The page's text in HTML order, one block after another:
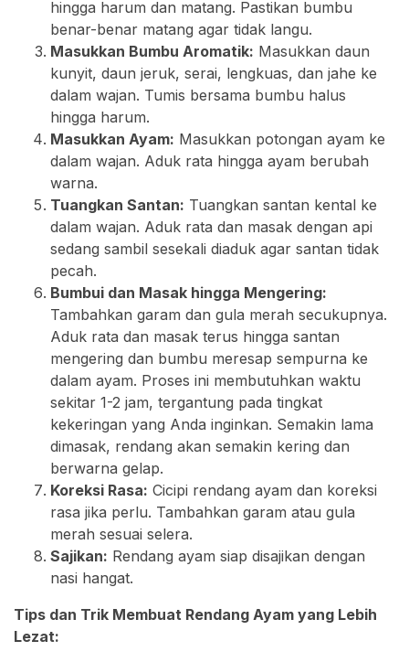
hingga harum dan matang. Pastikan bumbu
benar-benar matang agar tidak langu.
Masukkan Bumbu Aromatik: Masukkan daun
kunyit, daun jeruk, serai, lengkuas, dan jahe ke
dalam wajan. Tumis bersama bumbu halus
hingga harum.
Masukkan Ayam: Masukkan potongan ayam ke
dalam wajan. Aduk rata hingga ayam berubah
warna.
Tuangkan Santan: Tuangkan santan kental ke
dalam wajan. Aduk rata dan masak dengan api
sedang sambil sesekali diaduk agar santan tidak
pecah.
Bumbui dan Masak hingga Mengering:
Tambahkan garam dan gula merah secukupnya.
Aduk rata dan masak terus hingga santan
mengering dan bumbu meresap sempurna ke
dalam ayam. Proses ini membutuhkan waktu
sekitar 1-2 jam, tergantung pada tingkat
kekeringan yang Anda inginkan. Semakin lama
dimasak, rendang akan semakin kering dan
berwarna gelap.
Koreksi Rasa: Cicipi rendang ayam dan koreksi
rasa jika perlu. Tambahkan garam atau gula
merah sesuai selera.
Sajikan: Rendang ayam siap disajikan dengan
nasi hangat.
Tips dan Trik Membuat Rendang Ayam yang Lebih
Lezat: